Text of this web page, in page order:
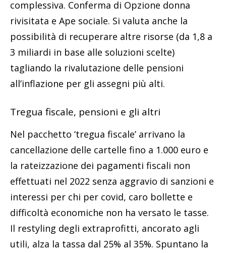
complessiva. Conferma di Opzione donna
rivisitata e Ape sociale. Si valuta anche la
possibilità di recuperare altre risorse (da 1,8 a
3 miliardi in base alle soluzioni scelte)
tagliando la rivalutazione delle pensioni
all’inflazione per gli assegni più alti.
Tregua fiscale, pensioni e gli altri
Nel pacchetto ‘tregua fiscale’ arrivano la
cancellazione delle cartelle fino a 1.000 euro e
la rateizzazione dei pagamenti fiscali non
effettuati nel 2022 senza aggravio di sanzioni e
interessi per chi per covid, caro bollette e
difficoltà economiche non ha versato le tasse.
Il restyling degli extraprofitti, ancorato agli
utili, alza la tassa dal 25% al 35%. Spuntano la